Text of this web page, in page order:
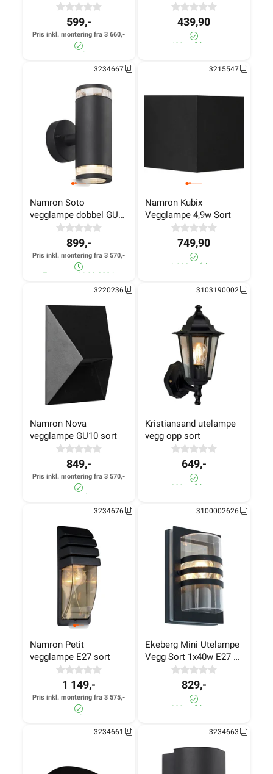
599,-
Pris inkl. montering fra 3 660,-
1 000+ på lager
439,90
430+ på lager
Namron Soto
vegglampe dobbel GU10
3234667
899,-
Pris inkl. montering fra 3 570,-
Forventet 16.08.2026
Namron Kubix
Vegglampe 4,9w Sort
3215547
749,90
>1 000+ på lager
Namron Nova
vegglampe GU10 sort
3220236
849,-
Pris inkl. montering fra 3 570,-
>1 000+ på lager
Kristiansand utelampe
vegg opp sort
3103190002
649,-
280+ på lager
Namron Petit
vegglampe E27 sort
3234676
1 149,-
Pris inkl. montering fra 3 575,-
540+ på lager
Ekeberg Mini Utelampe
Vegg Sort 1x40w E27
3100002626
829,-
330+ på lager
3234661 3234663